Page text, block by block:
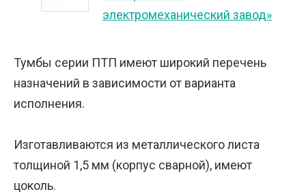
электромеханический завод»
Тумбы серии ПТП имеют широкий перечень
назначений в зависимости от варианта
исполнения.
Изготавливаются из металлического листа
толщиной 1,5 мм (корпус сварной), имеют
цоколь.